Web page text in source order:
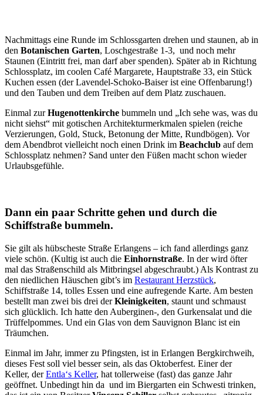
Nachmittags eine Runde im Schlossgarten drehen und staunen, ab in
den Botanischen Garten, Loschgestraße 1-3, und noch mehr
Staunen (Eintritt frei, man darf aber spenden). Später ab in Richtung
Schlossplatz, im coolen Café Margarete, Hauptstraße 33, ein Stück
Kuchen essen (der Lavendel-Schoko-Baiser ist eine Offenbarung!)
und den Tauben und dem Treiben auf dem Platz zuschauen.
Einmal zurHugenottenkirche bummeln und „Ich sehe was, was du
nicht siehst“ mit gotischen Architekturmerkmalen spielen (reiche
Verzierungen, Gold, Stuck, Betonung der Mitte, Rundbögen). Vor
dem Abendbrot vielleicht noch einen Drink im Beachclub auf dem
Schlossplatz nehmen? Sand unter den Füßen macht schon wieder
Urlaubsgefühle.
Dann ein paar Schritte gehen und durch die
Schiffstraße bummeln.
Sie gilt als hübscheste Straße Erlangens – ich fand allerdings ganz
viele schön. (Kultig ist auch die Einhornstraße. In der wird öfter
mal das Straßenschild als Mitbringsel abgeschraubt.) Als Kontrast zu
den niedlichen Häuschen gibt’s im Restaurant Herzstück,
Schiffstraße 14, tolles Essen und eine aufregende Karte. Am besten
bestellt man zwei bis drei derKleinigkeiten, staunt und schmaust
sich glücklich. Ich hatte den Auberginen-, den Gurkensalat und die
Trüffelpommes. Und ein Glas von dem Sauvignon Blanc ist ein
Träumchen.
Einmal im Jahr, immer zu Pfingsten, ist in Erlangen Bergkirchweih,
dieses Fest soll viel besser sein, als das Oktoberfest. Einer der
Keller, derEntla‘s Keller, hat tollerweise (fast) das ganze Jahr
geöffnet. Unbedingt hin da und im Biergarten ein Schwesti trinken,